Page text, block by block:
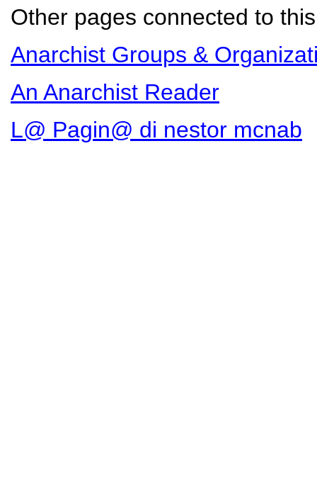
Other pages connected to
Anarchist Groups &
An Anarchist Reader
L@ Pagin@ di nestor mcnab